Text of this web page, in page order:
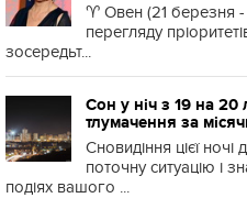
♈️ Овен (21 березня -
перегляду
зосередьт...
Сон у ніч з 19 на 20
тлумачення за
Сновидіння цієї
поточну ситуацію і
подіях вашого ...